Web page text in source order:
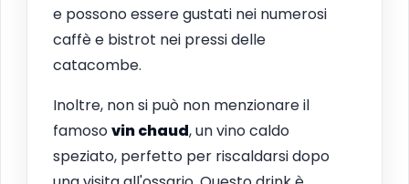
e possono essere gustati nei numerosi
caffè e bistrot nei pressi delle
catacombe.
Inoltre, non si può non menzionare il
famosovin chaud, un vino caldo
speziato, perfetto per riscaldarsi dopo